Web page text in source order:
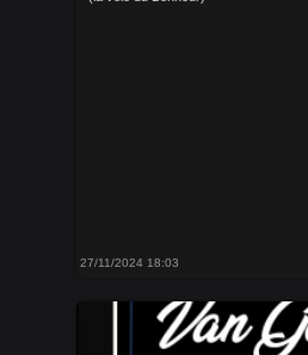
27/11/2024 18:03